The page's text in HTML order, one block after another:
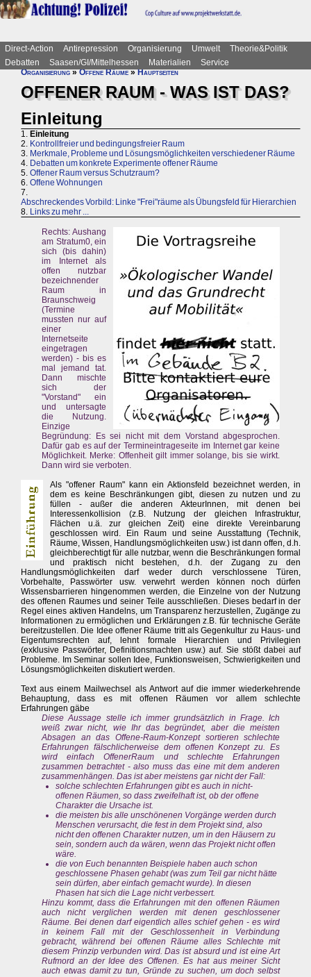
Direct-Action Antirepression Organisierung Umwelt
Theorie&Politik
Debatten
Saasen/GI/Mittelhessen Materialien
Service
Organisierung»Offene Räume»Hauptseiten
OFFENER RAUM - WAS IST DAS?
Einleitung
1. Einleitung
2. Kontrollfreier und bedingungsfreier Raum
3. Merkmale, Probleme und Lösungsmöglichkeiten verschiedener Räume
4. Debatten um konkrete Experimente offener Räume
5. Offener Raum versus Schutzraum?
6. Offene Wohnungen
7.
Abschreckendes Vorbild: Linke "Frei"räume als Übungsfeld für Hierarchien
8. Links zu mehr ...
Rechts: Aushang
am Stratum0, ein
sich (bis dahin)
im Internet als
offen nutzbar
bezeichnender
Raum in
Braunschweig
(Termine
mussten nur auf
einer
Internetseite
eingetragen
werden) - bis es
mal jemand tat.
Dann mischte
sich der
"Vorstand" ein
und untersagte
die Nutzung.
Einzige
Begründung: Es sei nicht mit dem Vorstand abgesprochen.
Dafür gab es auf der Termineintrageseite im Internet gar keine
Möglichkeit. Merke: Offenheit gilt immer solange, bis sie wirkt.
Dann wird sie verboten.
Als "offener Raum" kann ein Aktionsfeld bezeichnet werden, in
dem es keine Beschränkungen gibt, diesen zu nutzen und zu
füllen - außer die anderen AkteurInnen, mit denen bei
Interessenkollision (z.B. Nutzung der gleichen Infrastruktur,
Flächen u.ä. zur gleichen Zeit) eine direkte Vereinbarung
geschlossen wird. Ein Raum und seine Ausstattung (Technik,
Räume, Wissen, Handlungsmöglichkeiten usw.) ist dann offen, d.h.
gleichberechtigt für alle nutzbar, wenn die Beschränkungen formal
und praktisch nicht bestehen, d.h. der Zugang zu den
Handlungsmöglichkeiten darf weder durch verschlossene Türen,
Vorbehalte, Passwörter usw. verwehrt werden können noch dürfen
Wissensbarrieren hingenommen werden, die Einzelne von der Nutzung
des offenen Raumes und seiner Teile ausschließen. Dieses bedarf in der
Regel eines aktiven Handelns, um Transparenz herzustellen, Zugänge zu
Informationen zu ermöglichen und Erklärungen z.B. für technische Geräte
bereitzustellen. Die Idee offener Räume tritt als Gegenkultur zu Haus- und
Eigentumsrechten auf, lehnt formale Hierarchien und Privilegien
(exklusive Passwörter, Definitionsmachten usw.) auf. Sie stößt dabei auf
Probleme. Im Seminar sollen Idee, Funktionsweisen, Schwierigkeiten und
Lösungsmöglichkeiten diskutiert werden.
Text aus einem Mailwechsel als Antwort auf die immer wiederkehrende
Behauptung, dass es mit offenen Räumen vor allem schlechte
Erfahrungen gäbe
Diese Aussage stelle ich immer grundsätzlich in Frage. Ich
weiß zwar nicht, wie Ihr das begründet, aber die meisten
Absagen an das Offene-Raum-Konzept sortieren schlechte
Erfahrungen fälschlicherweise dem offenen Konzept zu. Es
wird einfach OffenerRaum und schlechte Erfahrungen
zusammen betrachtet - also muss das eine mit dem anderen
zusammenhängen. Das ist aber meistens gar nicht der Fall:
solche schlechten Erfahrungen gibt es auch in nicht-
offenen Räumen, so dass zweifelhaft ist, ob der offene
Charakter die Ursache ist.
die meisten bis alle unschönenen Vorgänge werden durch
Menschen verursacht, die fest in dem Projekt sind, also
nicht den offenen Charakter nutzen, um in den Häusern zu
sein, sondern auch da wären, wenn das Projekt nicht offen
wäre.
die von Euch benannten Beispiele haben auch schon
geschlossene Phasen gehabt (was zum Teil gar nicht hätte
sein dürfen, aber einfach gemacht wurde). In diesen
Phasen hat sich die Lage nicht verbessert.
Hinzu kommt, dass die Erfahrungen mit den offenen Räumen
auch nicht verglichen werden mit denen geschlossener
Räume. Bei denen darf eigentlich alles schief gehen - es wird
in keinem Fall mit der Geschlossenheit in Verbindung
gebracht, während bei offenen Räume alles Schlechte mit
diesem Prinzip verbunden wird. Das ist absurd und ist eine Art
Rufmord an der Idee des Offenen. Es hat aus meiner Sicht
auch etwas damit zu tun, Gründe zu suchen, um doch selbst